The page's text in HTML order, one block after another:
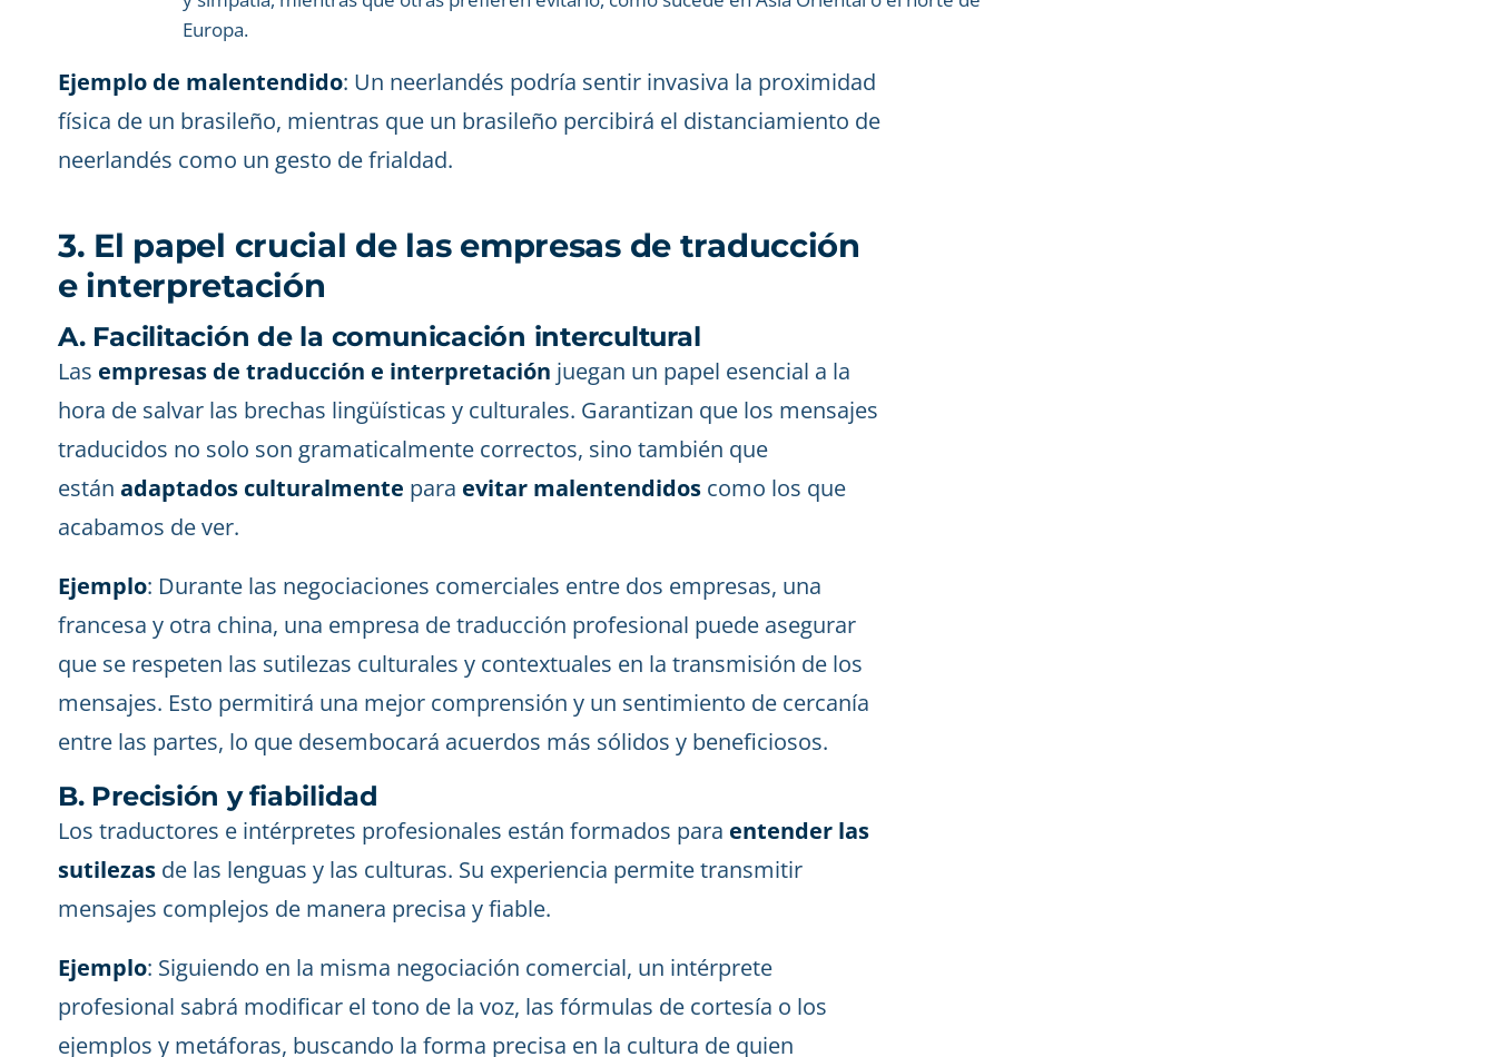
Europa.
Ejemplo de malentendido: Un neerlandés podría sentir invasiva la proximidad
física de un brasileño, mientras que un brasileño percibirá el distanciamiento de
neerlandés como un gesto de frialdad.
3. El papel crucial de las empresas de traducción
e interpretación
A. Facilitación de la comunicación intercultural
Las empresas de traducción e interpretación juegan un papel esencial a la
hora de salvar las brechas lingüísticas y culturales. Garantizan que los mensajes
traducidos no solo son gramaticalmente correctos, sino también que
están adaptados culturalmente para evitar malentendidos como los que
acabamos de ver.
Ejemplo: Durante las negociaciones comerciales entre dos empresas, una
francesa y otra china, una empresa de traducción profesional puede asegurar
que se respeten las sutilezas culturales y contextuales en la transmisión de los
mensajes. Esto permitirá una mejor comprensión y un sentimiento de cercanía
entre las partes, lo que desembocará acuerdos más sólidos y beneficiosos.
B. Precisión y fiabilidad
Los traductores e intérpretes profesionales están formados para entender las
sutilezas de las lenguas y las culturas. Su experiencia permite transmitir
mensajes complejos de manera precisa y fiable.
Ejemplo: Siguiendo en la misma negociación comercial, un intérprete
profesional sabrá modificar el tono de la voz, las fórmulas de cortesía o los
ejemplos y metáforas, buscando la forma precisa en la cultura de quien